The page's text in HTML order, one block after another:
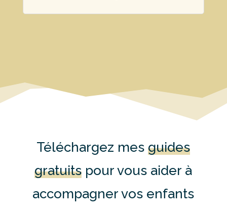
Téléchargez mesguides
gratuits pour vous aider à
accompagner vos enfants